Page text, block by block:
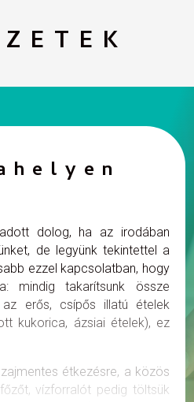
dolog, ha az irodában
de legyünk tekintettel a
ezzel kapcsolatban, hogy
mindig takarítsunk össze
az erős, csípős illatú ételek
kukorica, ázsiai ételek), ez
étkezésre, a közös
vízforralót pedig töltsük